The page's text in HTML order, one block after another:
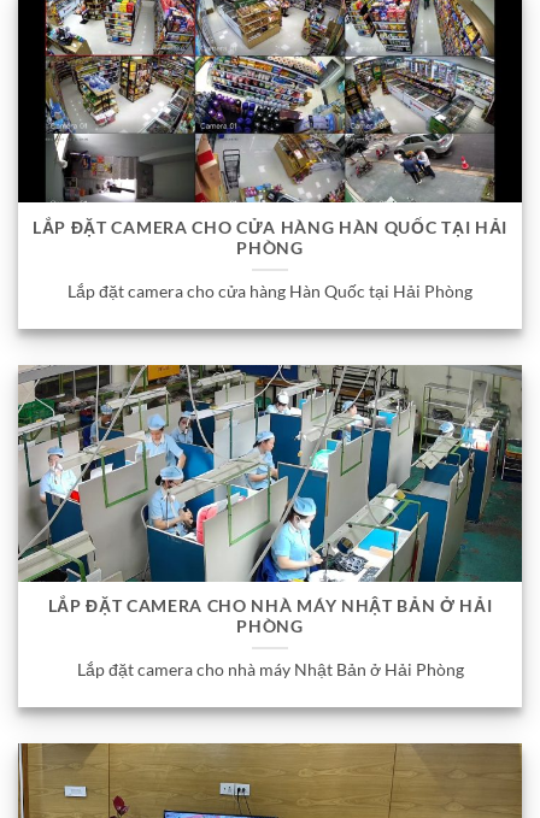
LẮP ĐẶT CAMERA CHO CỬA HÀNG HÀN QUỐC TẠI HẢI
PHÒNG
Lắp đặt camera cho cửa hàng Hàn Quốc tại Hải Phòng
LẮP ĐẶT CAMERA CHO NHÀ MÁY NHẬT BẢN Ở HẢI
PHÒNG
Lắp đặt camera cho nhà máy Nhật Bản ở Hải Phòng